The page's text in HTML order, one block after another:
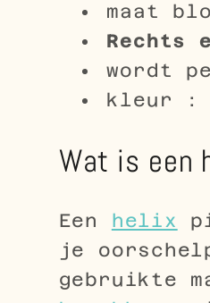
maat
Rechts
wordt
kleur :
Wat is een
Een helix
je
gebruikte